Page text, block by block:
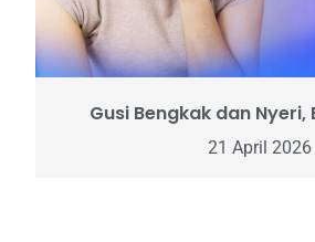
Gusi Bengkak dan Nyeri,
21 April 2026